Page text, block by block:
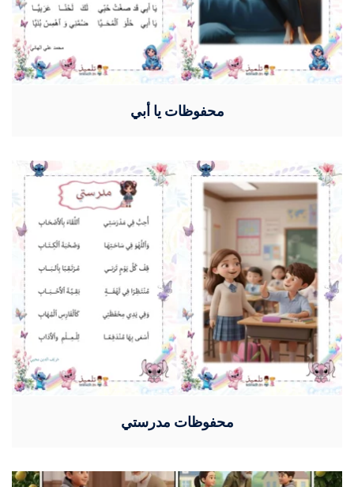
محفوظات يا أبي
محفوظات مدرستي